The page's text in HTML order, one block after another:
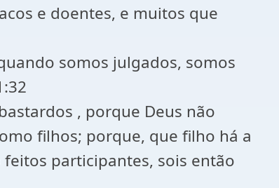
e doentes, e muitos que
somos julgados, somos
, porque Deus não
filhos; porque, que filho há a
participantes, sois então